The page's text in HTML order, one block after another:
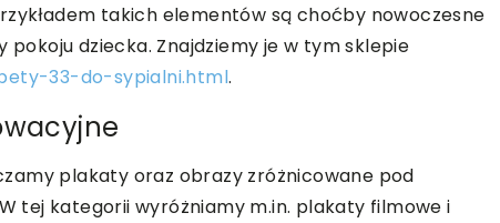
takich elementów są choćby nowoczesne
dziecka. Znajdziemy je w tym sklepie
33-do-sypialni.html.
plakaty oraz obrazy zróżnicowane pod
tej kategorii wyróżniamy m.in. plakaty filmowe i